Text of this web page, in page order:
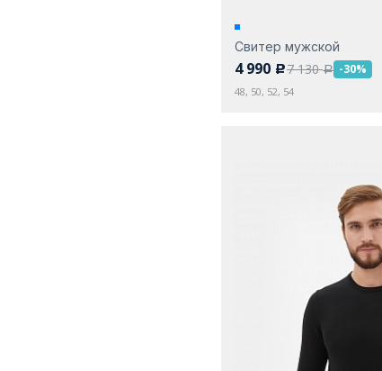
Свитер мужской
4 990 c7 130a -30%
48, 50, 52, 54